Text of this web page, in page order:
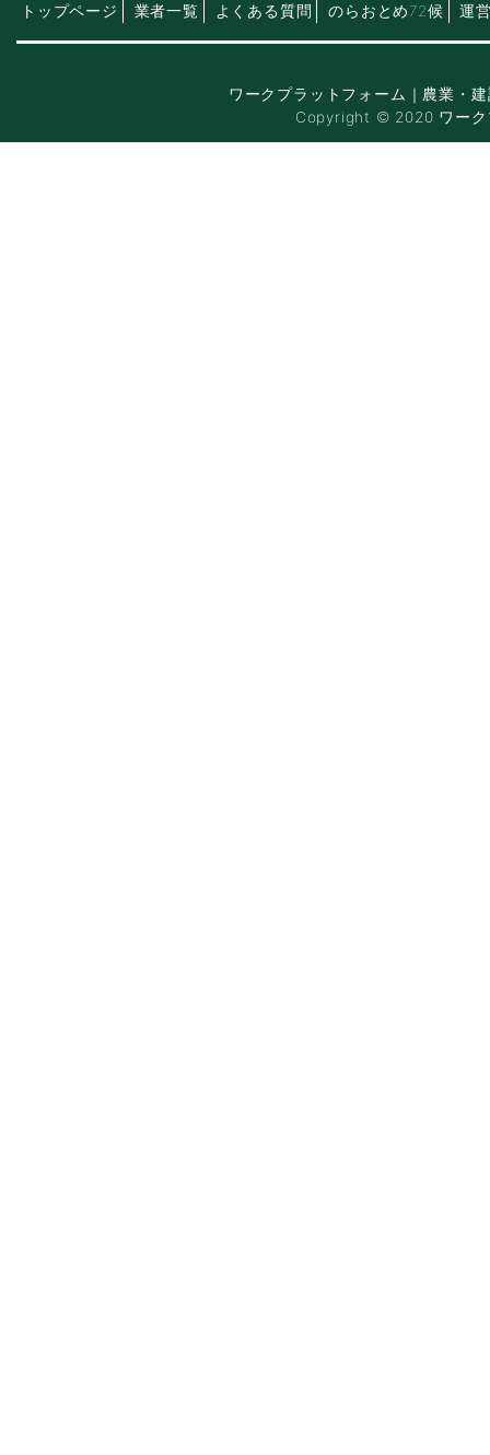
トップページ 業者一覧 よくある質問 のらおとめ72候 運
ワークプラットフォーム｜農業・
Copyright © 2020 ワーク